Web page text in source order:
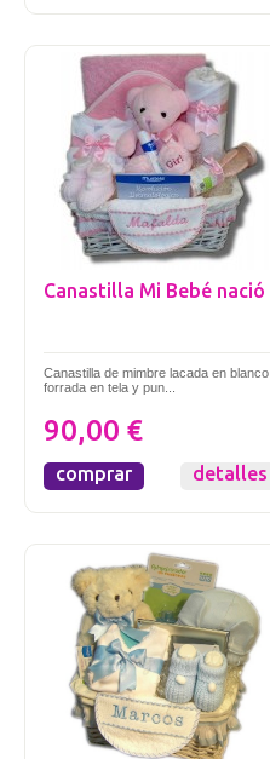
Canastilla Mi Bebé nació
Canastilla de mimbre lacada en blanco,
forrada en tela y pun...
90,00 €
comprar detalles